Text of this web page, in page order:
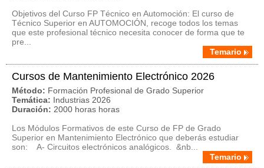
Objetivos del Curso FP Técnico en Automoción: El curso de
Técnico Superior en AUTOMOCIÓN, recoge todos los temas
que este profesional técnico necesita conocer de forma que te
pre...
Temario
Cursos de Mantenimiento Electrónico 2026
Método: Formación Profesional de Grado Superior
Temática: Industrias 2026
Duración: 2000 horas horas
Los Módulos Formativos de este Curso de FP de Grado
Superior en Mantenimiento Electrónico que deberás estudiar
son: A- Circuitos electrónicos analógicos. &nb...
Temario